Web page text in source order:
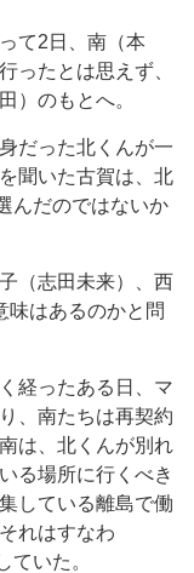
て2日、南（本
ったとは思えず、
）のもとへ。
だった北くんが一
聞いた古賀は、北
んだのではないか
（志田未来）、西
味はあるのかと問
経ったある日、マ
、南たちは再契約
は、北くんが別れ
る場所に行くべき
している離島で働
れはすなわ
ていた。